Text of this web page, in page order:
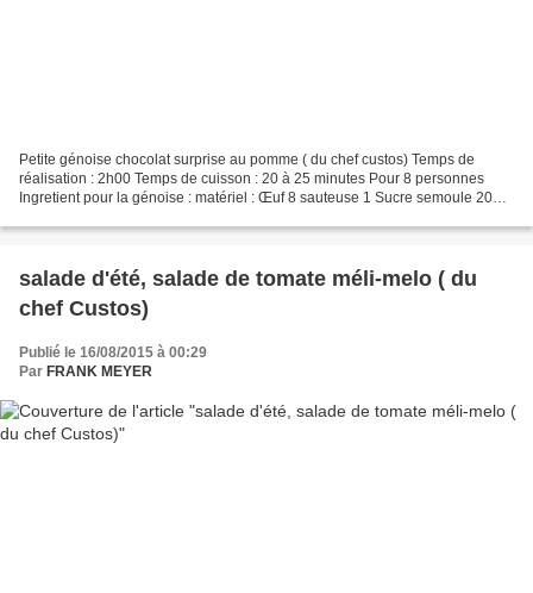
Petite génoise chocolat surprise au pomme ( du chef custos) Temps de
réalisation : 2h00 Temps de cuisson : 20 à 25 minutes Pour 8 personnes
Ingretient pour la génoise : matériel : Œuf 8 sauteuse 1 Sucre semoule 200 à
salade d'été, salade de tomate méli-melo ( du
chef Custos)
Publié le 16/08/2015 à 00:29
Par FRANK MEYER